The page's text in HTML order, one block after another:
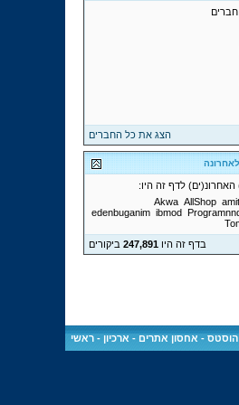
הצג את כל החברים
Akwa AllShop
edenbuganim ibmod
בדף זה היו247,891 ביקורים
הוסטס - אחסון אתרים - ארכיון - ראשי